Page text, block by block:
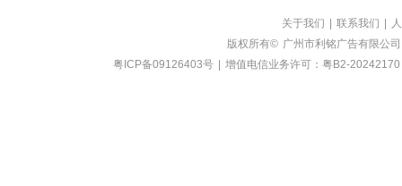
关于我们 联系我们
版权所有© 广州市利铭广告有限公司
粤ICP备09126403号
增值电信业务许可：粤B2-20242170